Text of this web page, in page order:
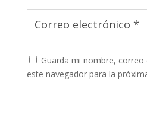
Guarda mi nombre,
este navegador para la